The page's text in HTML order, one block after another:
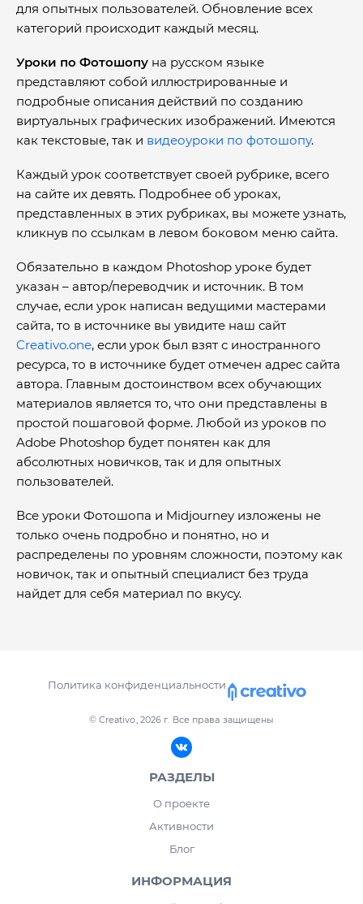
для опытных пользователей. Обновление всех
категорий происходит каждый месяц.
Уроки по Фотошопу на русском языке
представляют собой иллюстрированные и
подробные описания действий по созданию
виртуальных графических изображений. Имеются
как текстовые, так и видеоуроки по фотошопу.
Каждый урок соответствует своей рубрике, всего
на сайте их девять. Подробнее об уроках,
представленных в этих рубриках, вы можете узнать,
кликнув по ссылкам в левом боковом меню сайта.
Обязательно в каждом Photoshop уроке будет
указан – автор/переводчик и источник. В том
случае, если урок написан ведущими мастерами
сайта, то в источнике вы увидите наш сайт
Creativo.one, если урок был взят с иностранного
ресурса, то в источнике будет отмечен адрес сайта
автора. Главным достоинством всех обучающих
материалов является то, что они представлены в
простой пошаговой форме. Любой из уроков по
Adobe Photoshop будет понятен как для
абсолютных новичков, так и для опытных
пользователей.
Все уроки Фотошопа и Midjourney изложены не
только очень подробно и понятно, но и
распределены по уровням сложности, поэтому как
новичок, так и опытный специалист без труда
найдет для себя материал по вкусу.
© Creativo, 2026 г. Все права защищены
Политика конфиденциальности
РАЗДЕЛЫ
О проекте
Активности
Блог
ИНФОРМАЦИЯ